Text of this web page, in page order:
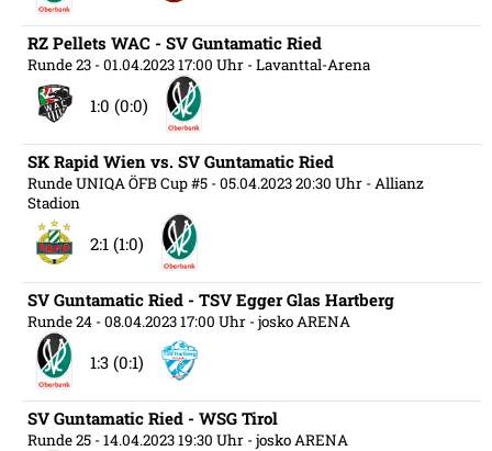
RZ Pellets WAC - SV Guntamatic Ried
Runde 23 - 01.04.2023 17:00 Uhr - Lavanttal-Arena
1:0 (0:0)
SK Rapid Wien vs. SV Guntamatic Ried
Runde UNIQA ÖFB Cup #5 - 05.04.2023 20:30 Uhr - Allianz
Stadion
2:1 (1:0)
SV Guntamatic Ried - TSV Egger Glas Hartberg
Runde 24 - 08.04.2023 17:00 Uhr - josko ARENA
1:3 (0:1)
SV Guntamatic Ried - WSG Tirol
Runde 25 - 14.04.2023 19:30 Uhr - josko ARENA